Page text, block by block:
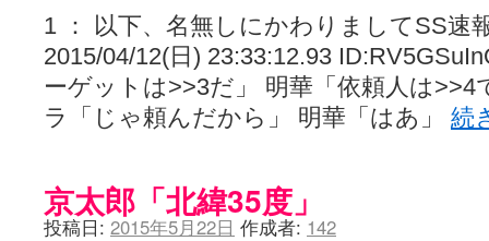
1 ： 以下、名無しにかわりましてSS速
2015/04/12(日) 23:33:12.93
ーゲットは>>3だ」 明華「依頼人は
ラ「じゃ頼んだから」 明華「はあ」 続
京太郎「北緯35度」
投稿日: 2015年5月22日 作成者: 142